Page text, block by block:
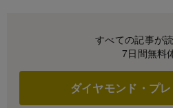
すべての記事が
7日間無料
ダイヤモンド・プ